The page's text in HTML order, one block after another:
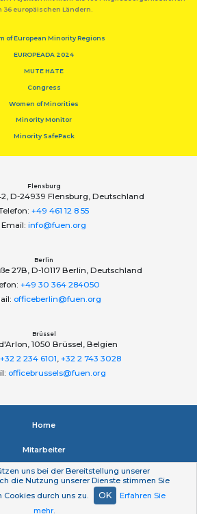
36 europäischen Ländern.
of European Minority Regions
EUROPEADA 2024
MUTE HATE
Congress
Women of Minorities
Minority Monitor
Minority SafePack
Flensburg
D-24939 Flensburg, Deutschland
+49 461 12 8 55
Email: info@fuen.org
Berlin
27B, D-10117 Berlin, Deutschland
+49 30 364 284050
officeberlin@fuen.org
Brüssel
1050 Brüssel, Belgien
+32 2 234 6101, +32 2 743 3028
officebrussels@fuen.org
Home
Mitarbeiter
Impressum
Datenschutzerklärung
uns bei der Bereitstellung unserer
die Nutzung unserer Dienste stimmen Sie
Cookies durch uns zu.
OK
Erfahren Sie
mehr.